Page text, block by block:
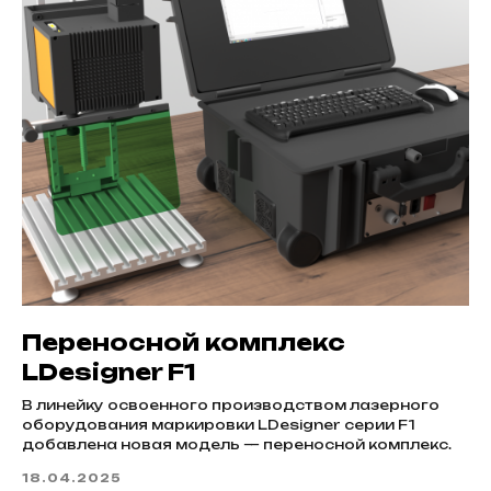
Переносной комплекс
LDesigner F1
В линейку освоенного производством лазерного
оборудования маркировки LDesigner серии F1
добавлена новая модель — переносной комплекс.
18.04.2025